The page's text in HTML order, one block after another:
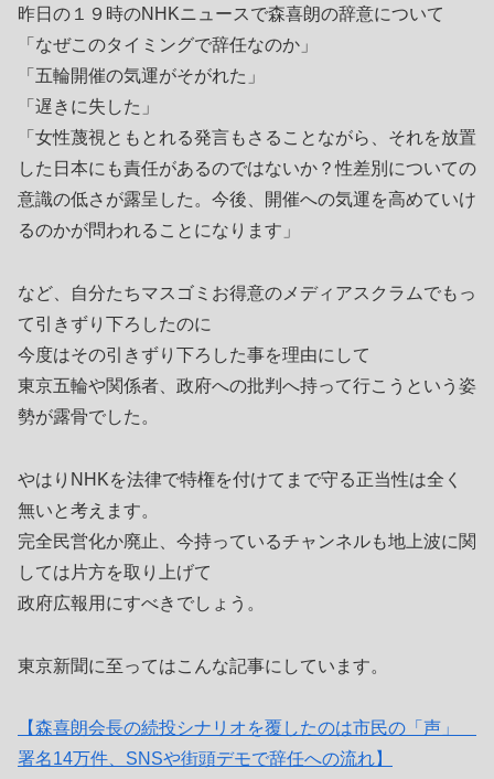
昨日の１９時のNHKニュースで森喜朗の辞意について
「なぜこのタイミングで辞任なのか」
「五輪開催の気運がそがれた」
「遅きに失した」
「女性蔑視ともとれる発言もさることながら、それを放置
した日本にも責任があるのではないか？性差別についての
意識の低さが露呈した。今後、開催への気運を高めていけ
るのかが問われることになります」
など、自分たちマスゴミお得意のメディアスクラムでもっ
て引きずり下ろしたのに
今度はその引きずり下ろした事を理由にして
東京五輪や関係者、政府への批判へ持って行こうという姿
勢が露骨でした。
やはりNHKを法律で特権を付けてまで守る正当性は全く
無いと考えます。
完全民営化か廃止、今持っているチャンネルも地上波に関
しては片方を取り上げて
政府広報用にすべきでしょう。
東京新聞に至ってはこんな記事にしています。
【森喜朗会長の続投シナリオを覆したのは市民の「声」
署名14万件、SNSや街頭デモで辞任への流れ】